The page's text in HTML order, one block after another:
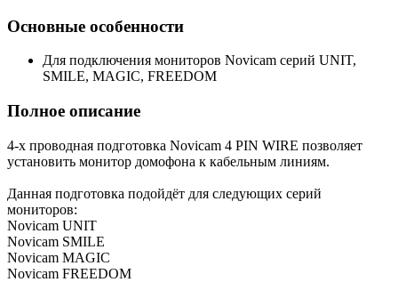
Основные особенности
Для подключения мониторов Novicam серий UNIT,
SMILE, MAGIC, FREEDOM
Полное описание
4-х проводная подготовка Novicam 4 PIN WIRE позволяет
установить монитор домофона к кабельным линиям.
Данная подготовка подойдёт для следующих серий
мониторов:
Novicam UNIT
Novicam SMILE
Novicam MAGIC
Novicam FREEDOM